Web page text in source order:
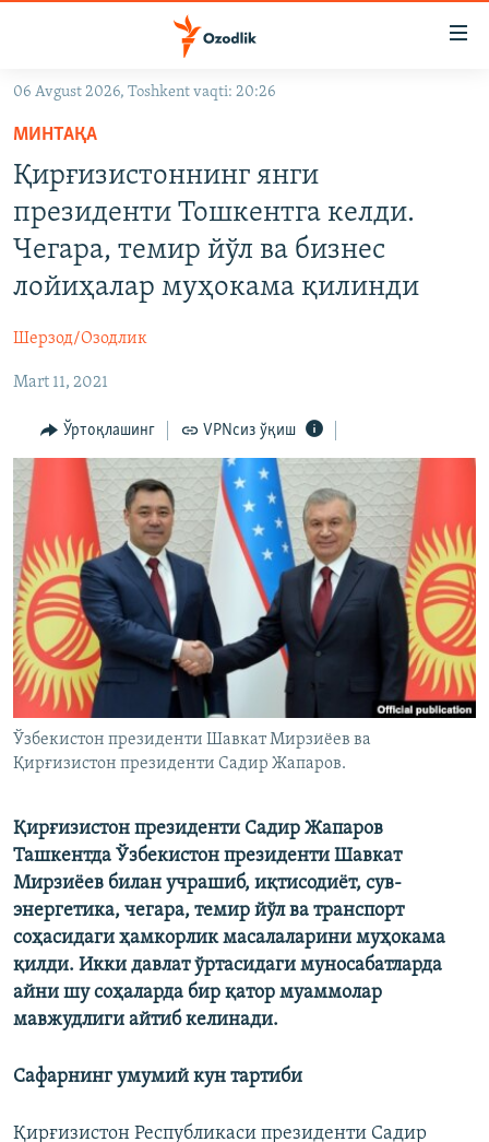
Асосий
навигацияга
ўтинг
Қидиришга
ўтинг
OZODARXIV
На русском
Озодлик бошқа тилларда
06 Avgust 2026, Toshkent vaqti: 20:26
МИНТАҚА
Қирғизистоннинг янги
президенти Тошкентга келди.
Чегара, темир йўл ва бизнес
лойиҳалар муҳокама қилинди
Шерзод/Озодлик
Mart 11, 2021
Ўртоқлашинг VPNсиз ўқиш
Ўзбекистон президенти Шавкат Мирзиёев ва
Қирғизистон президенти Садир Жапаров.
Қирғизистон президенти Садир Жапаров
Ташкентда Ўзбекистон президенти Шавкат
Мирзиёев билан учрашиб, иқтисодиёт, сув-
энергетика, чегара, темир йўл ва транспорт
соҳасидаги ҳамкорлик масалаларини муҳокама
қилди. Икки давлат ўртасидаги муносабатларда
айни шу соҳаларда бир қатор муаммолар
мавжудлиги айтиб келинади.
Сафарнинг умумий кун тартиби
Қирғизистон Республикаси президенти Садир